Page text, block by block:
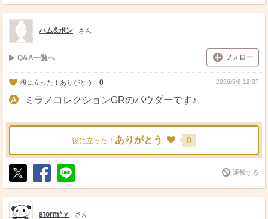
ポ
ス
ト
シ
ェ
送
る
ハム&ポン さん
Q&A一覧へ フォロー
役に立った！ありがとう： 0 2026/5/8 12:37
ミラノコレクションGRのパウダーです♪
役に立った！ ありがとう 0
ポ
ス
ト
シ
ェ
送
る
通報する
storm*ｙ さん